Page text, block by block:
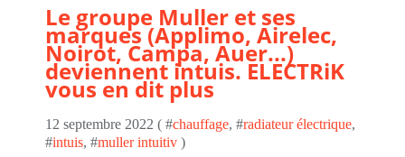
Le groupe Muller et ses
marques (Applimo, Airelec,
Noirot, Campa, Auer...)
deviennent intuis. ELECTRiK
vous en dit plus
12 septembre 2022 ( #chauffage, #radiateur électrique,
#intuis, #muller intuitiv )